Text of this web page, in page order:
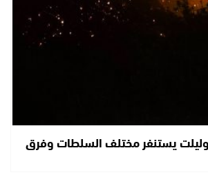
يستنفر مختلف السلطات وفرق